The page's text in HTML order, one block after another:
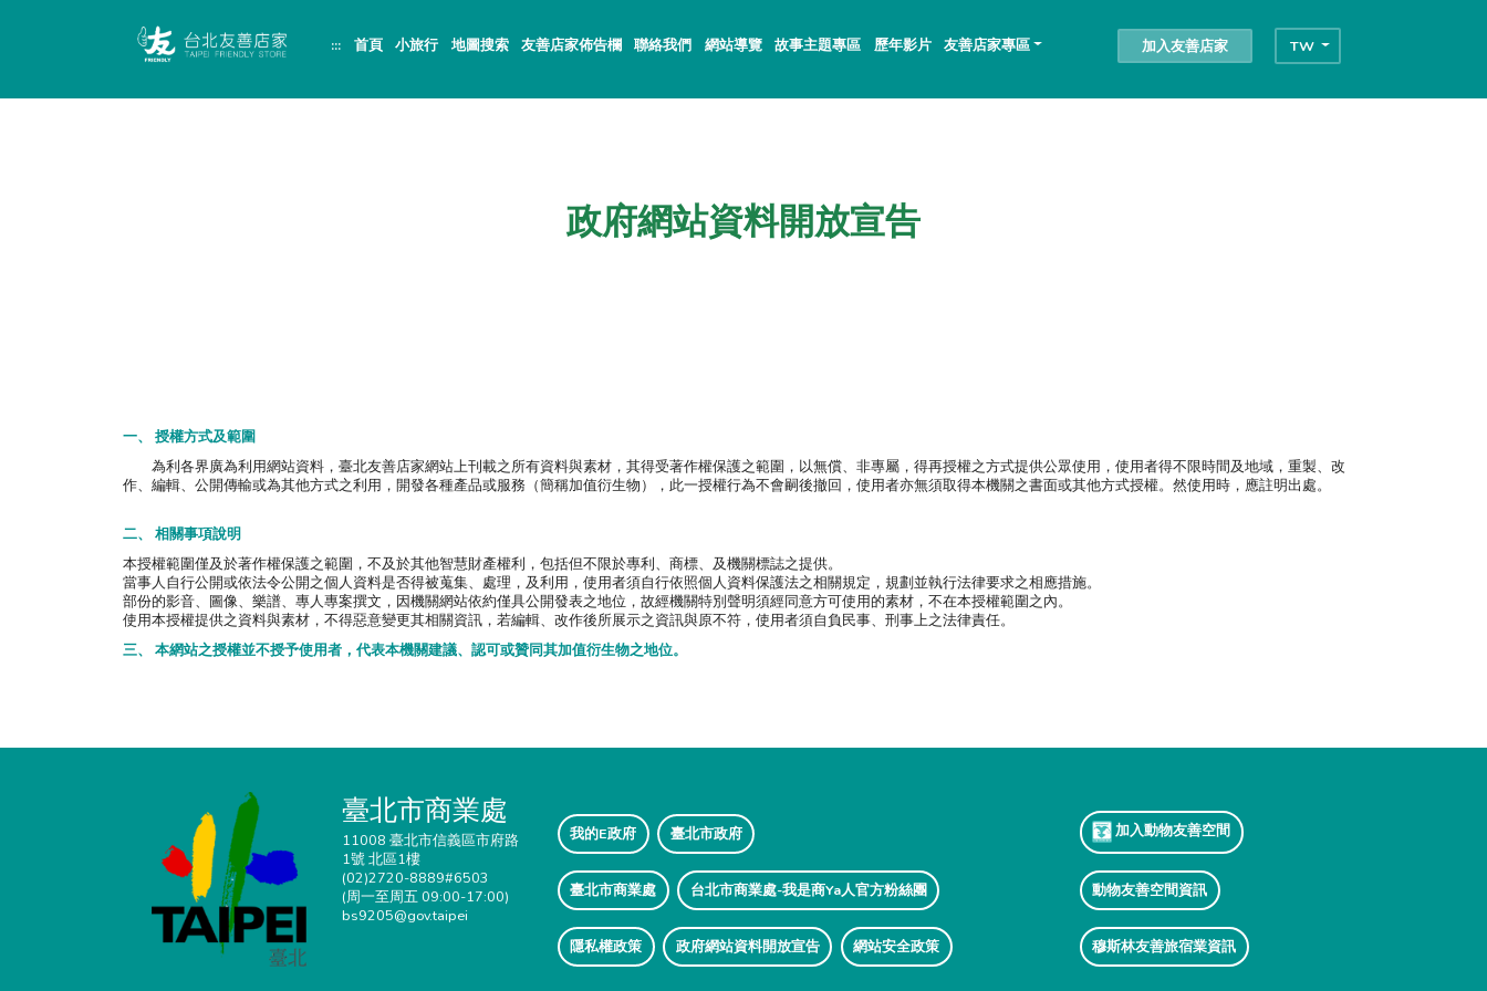
容
::: 首頁 小旅行 地圖搜索 友善店家佈告欄 聯絡我們 網站導覽 故事主題專區 歷年影片 友善店家專區 加入友善店家 TW
政府網站資料開放宣告
一、 授權方式及範圍
為利各界廣為利用網站資料，臺北友善店家網站上刊載之所有資料與素材，其得受著作權保護之範圍，以無償、非專屬，得再授權之方式提供公眾使用，使用者得不限時間及地域，重製、改
作、編輯、公開傳輸或為其他方式之利用，開發各種產品或服務（簡稱加值衍生物），此一授權行為不會嗣後撤回，使用者亦無須取得本機關之書面或其他方式授權。然使用時，應註明出處。
二、 相關事項說明
本授權範圍僅及於著作權保護之範圍，不及於其他智慧財產權利，包括但不限於專利、商標、及機關標誌之提供。
當事人自行公開或依法令公開之個人資料是否得被蒐集、處理，及利用，使用者須自行依照個人資料保護法之相關規定，規劃並執行法律要求之相應措施。
部份的影音、圖像、樂譜、專人專案撰文，因機關網站依約僅具公開發表之地位，故經機關特別聲明須經同意方可使用的素材，不在本授權範圍之內。
使用本授權提供之資料與素材，不得惡意變更其相關資訊，若編輯、改作後所展示之資訊與原不符，使用者須自負民事、刑事上之法律責任。
三、 本網站之授權並不授予使用者，代表本機關建議、認可或贊同其加值衍生物之地位。
臺北市商業處
11008 臺北市信義區市府路
1號 北區1樓
(02)2720-8889#6503
(周一至周五 09:00-17:00)
bs9205@gov.taipei
我的E政府 臺北市政府
臺北市商業處 台北市商業處-我是商Ya人官方粉絲團
隱私權政策 政府網站資料開放宣告 網站安全政策
加入動物友善空間
動物友善空間資訊
穆斯林友善旅宿業資訊